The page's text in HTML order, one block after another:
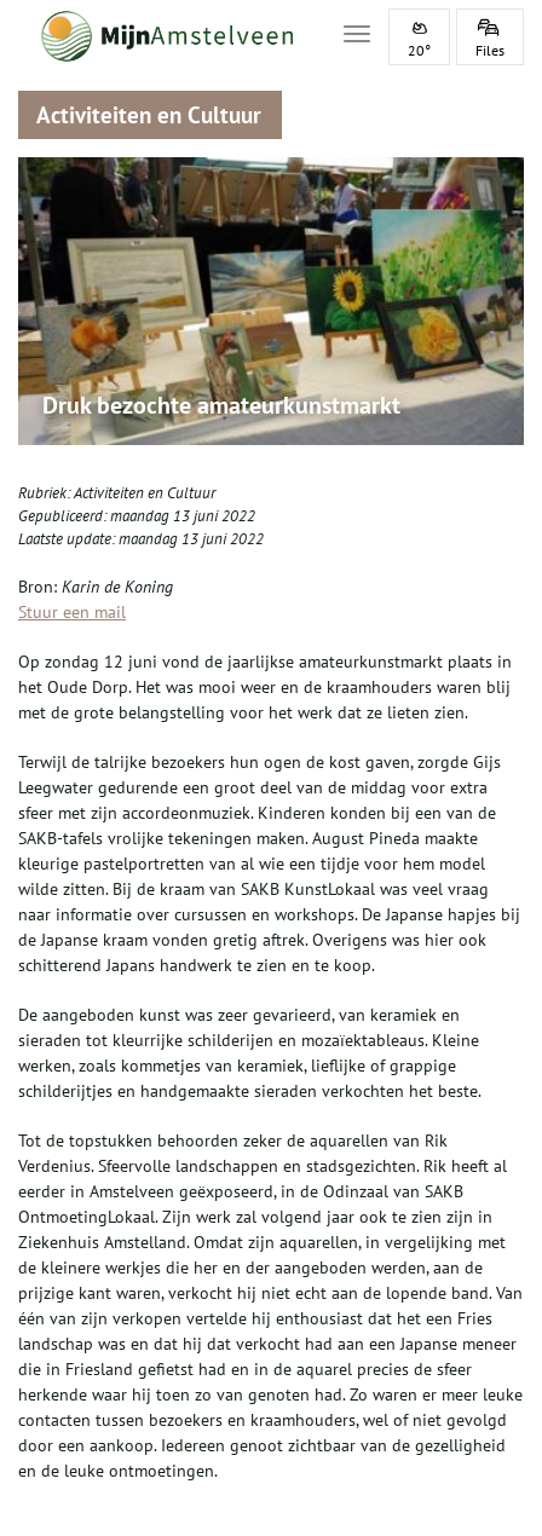
Toggle navigation
20° Files
Activiteiten en Cultuur
Druk bezochte amateurkunstmarkt
Rubriek:Activiteiten en Cultuur
Gepubliceerd:maandag 13 juni 2022
Laatste update:maandag 13 juni 2022
Bron: Karin de Koning
Stuur een mail
Op zondag 12 juni vond de jaarlijkse amateurkunstmarkt plaats in
het Oude Dorp. Het was mooi weer en de kraamhouders waren blij
met de grote belangstelling voor het werk dat ze lieten zien.
Terwijl de talrijke bezoekers hun ogen de kost gaven, zorgde Gijs
Leegwater gedurende een groot deel van de middag voor extra
sfeer met zijn accordeonmuziek. Kinderen konden bij een van de
SAKB-tafels vrolijke tekeningen maken. August Pineda maakte
kleurige pastelportretten van al wie een tijdje voor hem model
wilde zitten. Bij de kraam van SAKB KunstLokaal was veel vraag
naar informatie over cursussen en workshops. De Japanse hapjes bij
de Japanse kraam vonden gretig aftrek. Overigens was hier ook
schitterend Japans handwerk te zien en te koop.
De aangeboden kunst was zeer gevarieerd, van keramiek en
sieraden tot kleurrijke schilderijen en mozaïektableaus. Kleine
werken, zoals kommetjes van keramiek, lieflijke of grappige
schilderijtjes en handgemaakte sieraden verkochten het beste.
Tot de topstukken behoorden zeker de aquarellen van Rik
Verdenius. Sfeervolle landschappen en stadsgezichten. Rik heeft al
eerder in Amstelveen geëxposeerd, in de Odinzaal van SAKB
OntmoetingLokaal. Zijn werk zal volgend jaar ook te zien zijn in
Ziekenhuis Amstelland. Omdat zijn aquarellen, in vergelijking met
de kleinere werkjes die her en der aangeboden werden, aan de
prijzige kant waren, verkocht hij niet echt aan de lopende band. Van
één van zijn verkopen vertelde hij enthousiast dat het een Fries
landschap was en dat hij dat verkocht had aan een Japanse meneer
die in Friesland gefietst had en in de aquarel precies de sfeer
herkende waar hij toen zo van genoten had. Zo waren er meer leuke
contacten tussen bezoekers en kraamhouders, wel of niet gevolgd
door een aankoop. Iedereen genoot zichtbaar van de gezelligheid
en de leuke ontmoetingen.